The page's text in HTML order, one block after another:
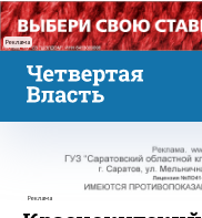
Реклама
Реклама